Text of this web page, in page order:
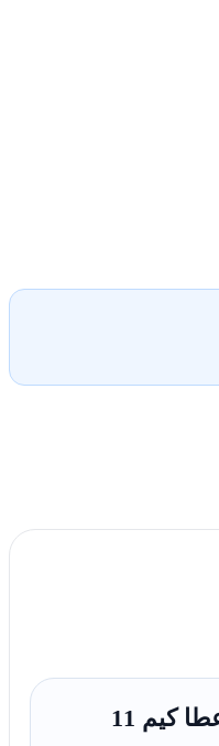
شهد محمود عطا کیم 11